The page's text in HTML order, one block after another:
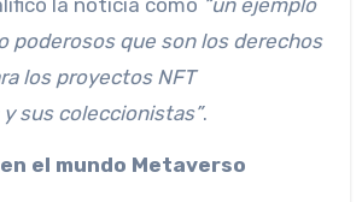
la noticia como “un ejemplo
poderosos que son los derechos
los proyectos NFT
sus coleccionistas”.
el mundo Metaverso